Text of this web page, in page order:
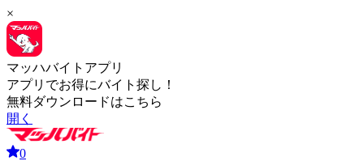
×
マッハバイトアプリ
アプリでお得にバイト探し！
無料ダウンロードはこちら
開く
0